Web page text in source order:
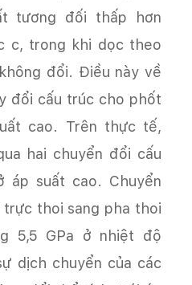
tương đối thấp hơn
c, trong khi dọc theo
đổi. Điều này về
đổi cấu trúc cho phốt
cao. Trên thực tế,
hai chuyển đổi cấu
áp suất cao. Chuyển
thoi sang pha thoi
5,5 GPa ở nhiệt độ
dịch chuyển của các